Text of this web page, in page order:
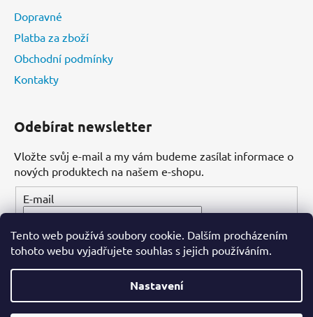
Tento web používá soubory cookie. Dalším procházením
tohoto webu vyjadřujete souhlas s jejich používáním.
Nastavení
Dopravné
Platba za zboží
Obchodní podmínky
Kontakty
Odebírat newsletter
Vložte svůj e-mail a my vám budeme zasílat informace o
nových produktech na našem e-shopu.
E-mail
PŘIHLÁSIT SE